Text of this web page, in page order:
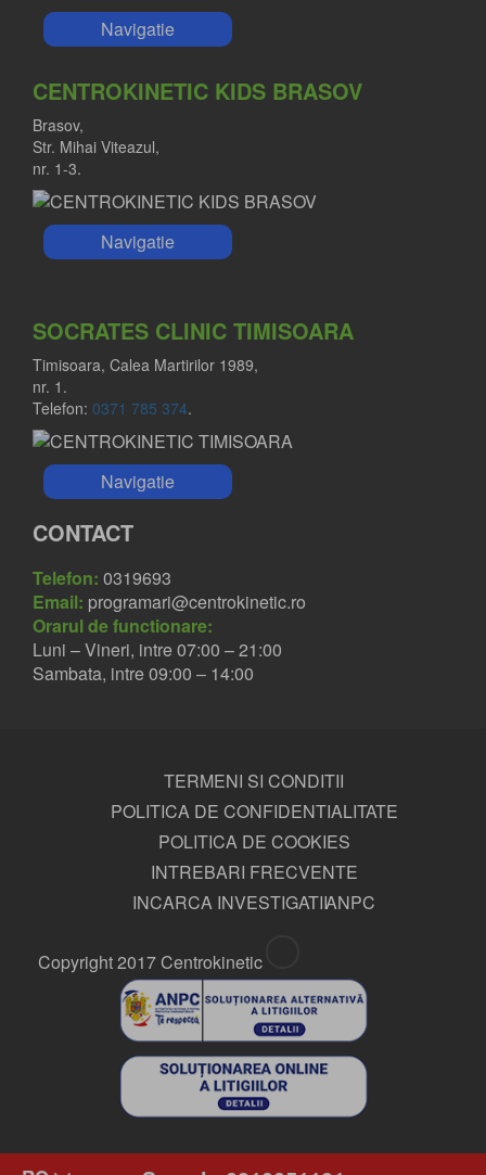
Navigatie
CENTROKINETIC KIDS BRASOV
Brasov,
Str. Mihai Viteazul,
nr. 1-3.
Navigatie
SOCRATES CLINIC TIMISOARA
Timisoara, Calea Martirilor 1989,
nr. 1.
Telefon: 0371 785 374.
Navigatie
CONTACT
Telefon: 0319693
Email: programari@centrokinetic.ro
Orarul de functionare:
Luni – Vineri, intre 07:00 – 21:00
Sambata, intre 09:00 – 14:00
TERMENI SI CONDITII
POLITICA DE CONFIDENTIALITATE
POLITICA DE COOKIES
INTREBARI FRECVENTE
INCARCA INVESTIGATIIANPC
Copyright 2017 Centrokinetic